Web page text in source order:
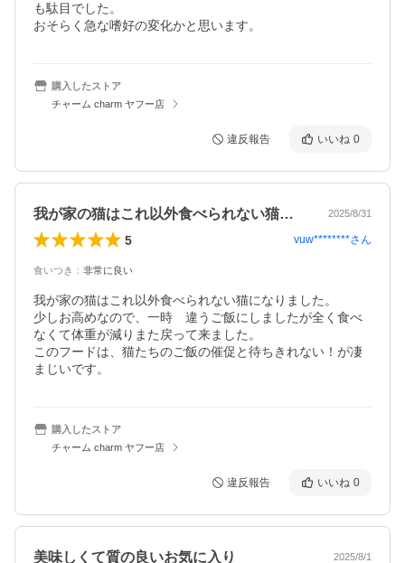
も駄目でした。
おそらく急な嗜好の変化かと思います。
購入したストア
チャーム charm ヤフー店
違反報告 いいね 0
我が家の猫はこれ以外食べられない猫にな… 2025/8/31
5 vuw********さん
食いつき ： 非常に良い
我が家の猫はこれ以外食べられない猫になりました。
少しお高めなので、一時　違うご飯にしましたが全く食べ
なくて体重が減りまた戻って来ました。
このフードは、猫たちのご飯の催促と待ちきれない！が凄
まじいです。
購入したストア
チャーム charm ヤフー店
違反報告 いいね 0
美味しくて質の良いお気に入り 2025/8/1